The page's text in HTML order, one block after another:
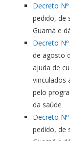
Decreto
pedido, de
Guamá e
Decreto
de agosto
ajuda de
vinculados
pelo
da saúde
Decreto
pedido, de